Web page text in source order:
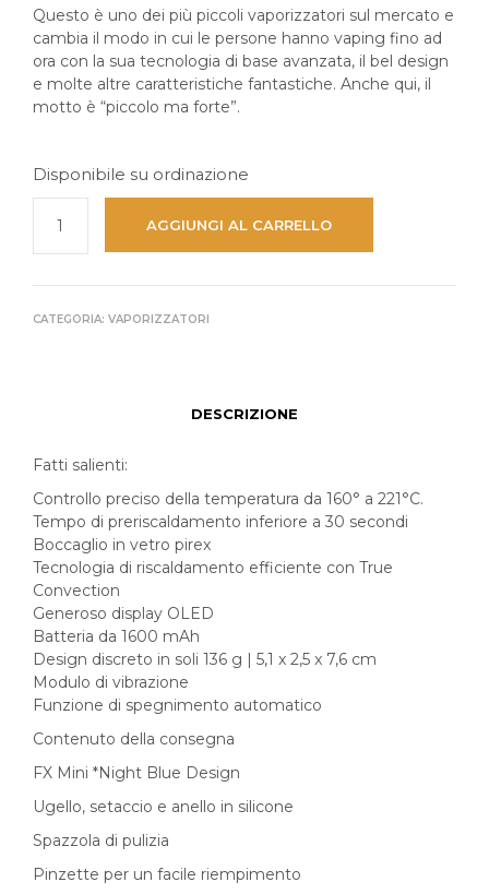
Questo è uno dei più piccoli vaporizzatori sul mercato e
cambia il modo in cui le persone hanno vaping fino ad
ora con la sua tecnologia di base avanzata, il bel design
e molte altre caratteristiche fantastiche. Anche qui, il
motto è “piccolo ma forte”.
Disponibile su ordinazione
AGGIUNGI AL CARRELLO
CATEGORIA: VAPORIZZATORI
DESCRIZIONE
Fatti salienti:
Controllo preciso della temperatura da 160° a 221°C.
Tempo di preriscaldamento inferiore a 30 secondi
Boccaglio in vetro pirex
Tecnologia di riscaldamento efficiente con True
Convection
Generoso display OLED
Batteria da 1600 mAh
Design discreto in soli 136 g | 5,1 x 2,5 x 7,6 cm
Modulo di vibrazione
Funzione di spegnimento automatico
Contenuto della consegna
FX Mini *Night Blue Design
Ugello, setaccio e anello in silicone
Spazzola di pulizia
Pinzette per un facile riempimento